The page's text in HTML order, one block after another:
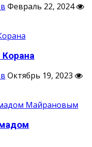
Февраль 22, 2024
Октябрь 19, 2023